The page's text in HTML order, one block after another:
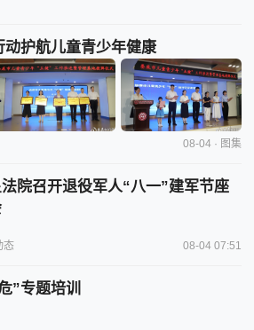
护航儿童青少年健康
08-04 · 图集
院召开退役军人“八一”建军节座
态 08-04 07:51
”专题培训